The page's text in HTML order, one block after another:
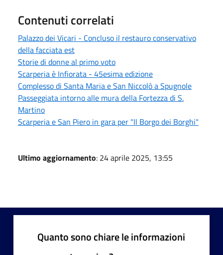
Contenuti correlati
Palazzo dei Vicari - Concluso il restauro conservativo
della facciata est
Storie di donne al primo voto
Scarperia è Infiorata - 45esima edizione
Complesso di Santa Maria e San Niccolò a Spugnole
Passeggiata intorno alle mura della Fortezza di S.
Martino
Scarperia e San Piero in gara per "Il Borgo dei Borghi"
Ultimo aggiornamento: 24 aprile 2025, 13:55
Quanto sono chiare le informazioni